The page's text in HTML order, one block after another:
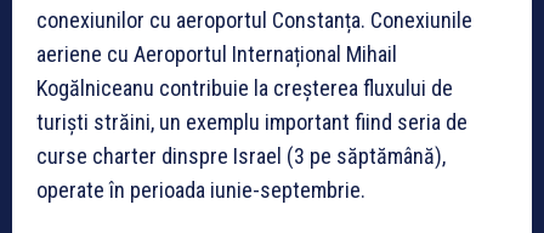
conexiunilor cu aeroportul Constanța. Conexiunile
aeriene cu Aeroportul Internațional Mihail
Kogălniceanu contribuie la creșterea fluxului de
turiști străini, un exemplu important fiind seria de
curse charter dinspre Israel (3 pe săptămână),
operate în perioada iunie-septembrie.